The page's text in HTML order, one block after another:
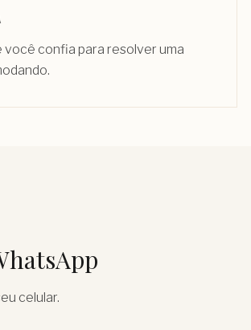
você confia para resolver uma
celular.